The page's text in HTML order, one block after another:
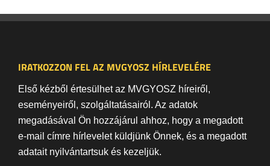
IRATKOZZON FEL AZ MVGYOSZ HÍRLEVELÉRE
Első kézből értesülhet az MVGYOSZ híreiről,
eseményeiről, szolgáltatásairól. Az adatok
megadásával Ön hozzájárul ahhoz, hogy a megadott
e-mail címre hírlevelet küldjünk Önnek, és a megadott
adatait nyilvántartsuk és kezeljük.